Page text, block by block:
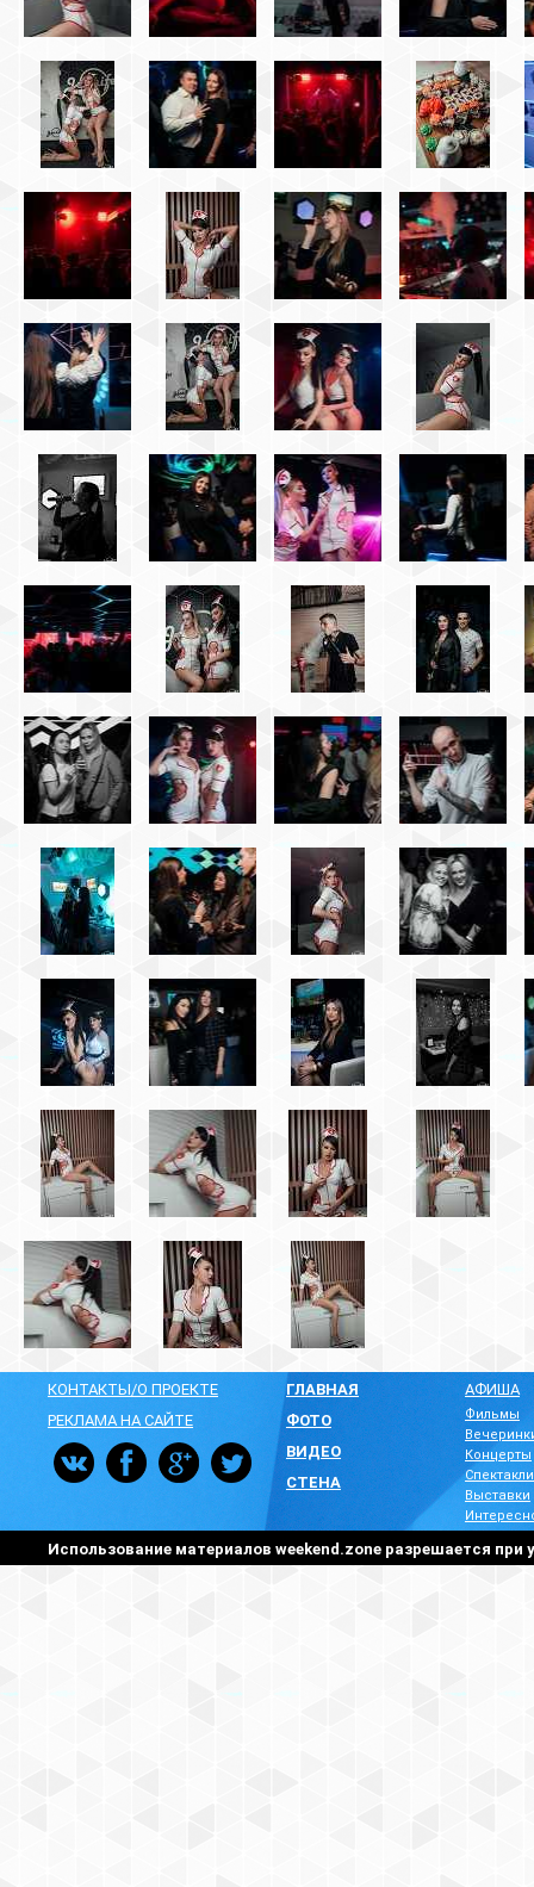
КОНТАКТЫ/О ПРОЕКТЕ
РЕКЛАМА НА САЙТЕ
ГЛАВНАЯ
ФОТО
ВИДЕО
СТЕНА
АФИША
Фильмы
Концерты
Спектакли
Выставки
Использование материалов weekend.zone разрешается